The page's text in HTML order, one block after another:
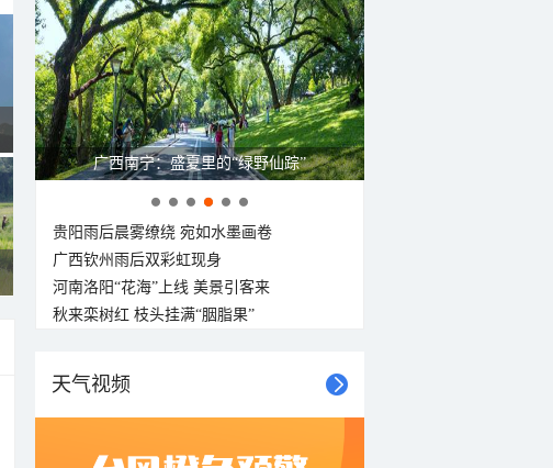
广西南宁：盛夏里的“绿野仙踪”
贵阳雨后晨雾缭绕 宛如水墨画卷
广西钦州雨后双彩虹现身
河南洛阳“花海”上线 美景引客来
秋来栾树红 枝头挂满“胭脂果”
天气视频